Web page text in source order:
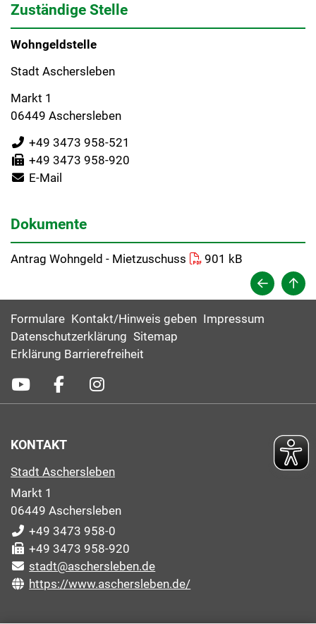
Zuständige Stelle
Wohngeldstelle
Stadt Aschersleben
Markt 1
06449 Aschersleben
+49 3473 958-521
+49 3473 958-920
E-Mail
Dokumente
Antrag Wohngeld - Mietzuschuss 901 kB
Formulare Kontakt/Hinweis geben Impressum
Datenschutzerklärung Sitemap
Erklärung Barrierefreiheit
KONTAKT
Stadt Aschersleben
Markt 1
06449 Aschersleben
+49 3473 958-0
+49 3473 958-920
stadt@aschersleben.de
https://www.aschersleben.de/